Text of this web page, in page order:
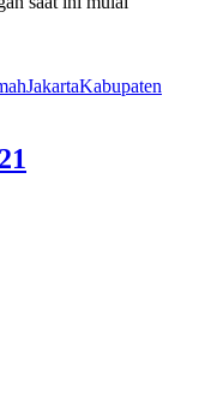
JakartaKabupaten